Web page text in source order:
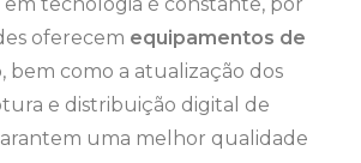
oferecem equipamentos de
, bem como a atualização dos
e distribuição digital de
uma melhor qualidade